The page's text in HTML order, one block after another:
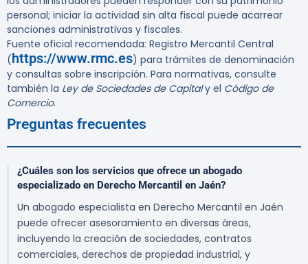
personal; iniciar la actividad sin alta fiscal puede acarrear
sanciones administrativas y fiscales.
Fuente oficial recomendada: Registro Mercantil Central
(https://www.rmc.es) para trámites de denominación
y consultas sobre inscripción. Para normativas, consulte
también la Ley de Sociedades de Capitaly el Código de
Comercio.
Preguntas frecuentes
¿Cuáles son los servicios que ofrece un abogado
especializado en Derecho Mercantil en Jaén?
Un abogado especialista en Derecho Mercantil en Jaén
puede ofrecer asesoramiento en diversas áreas,
incluyendo la creación de sociedades, contratos
comerciales, derechos de propiedad industrial, y